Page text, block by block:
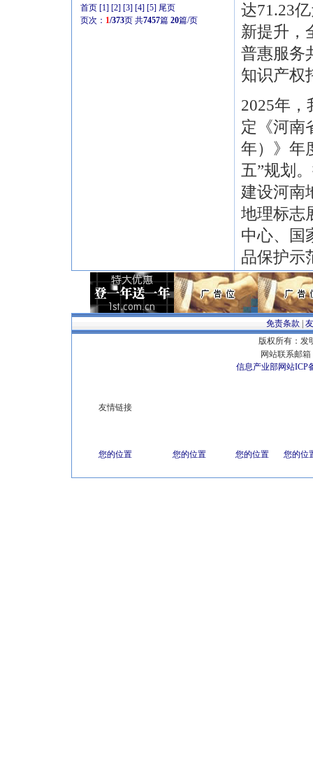
首页 [1] [2] [3] [4] [5] 尾页
页次： 1/373页 共7457篇 20篇/页
达71.23
新提升，
普惠服务
知识产权
2025年
定《河南
年）》年
五”规划
建设河南
地理标志
中心、国
品保护示
免责条款
版权所有：发
网站联系邮箱
信息产业部网站ICP
友情链接
您的位置 您的位置 您的位置 您的位